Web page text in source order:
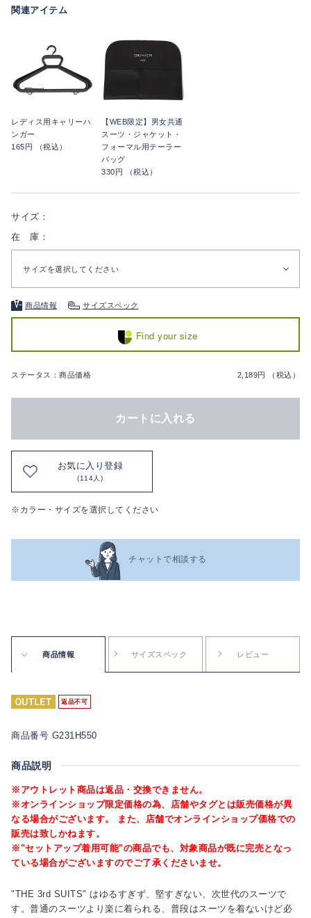
関連アイテム
レディス用キャリーハ
ンガー
165円 （税込）
【WEB限定】男女共通
スーツ・ジャケット・
フォーマル用テーラー
バッグ
330円 （税込）
サイズ：
在 庫：
サイズを選択してください
商品情報 サイズスペック
Find your size
ステータス：商品価格 2,189円 （税込）
カートに入れる
お気に入り登録
(114人)
※カラー・サイズを選択してください
チャットで相談する
商品情報 サイズスペック レビュー
返品不可
商品番号 G231H550
商品説明
※アウトレット商品は返品・交換できません。
※オンラインショップ限定価格の為、店舗やタグとは販売価格が異
なる場合がございます。 また、店舗でオンラインショップ価格での
販売は致しかねます。
※"セットアップ着用可能"の商品でも、対象商品が既に完売となっ
ている場合がございますのでご了承くださいませ。
"THE 3rd SUITS" はゆるすぎず、堅すぎない、次世代のスーツで
す。普通のスーツより楽に着られる、普段はスーツを着ないけど必